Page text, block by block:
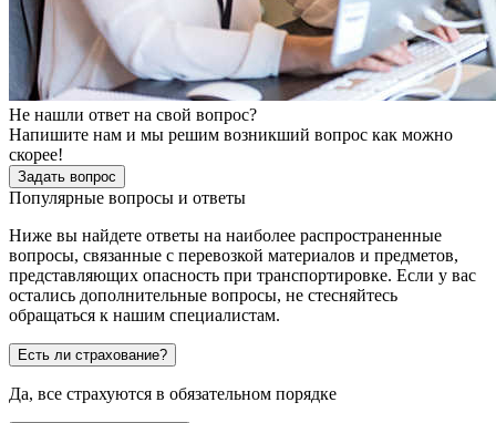
Не нашли ответ на свой вопрос?
Напишите нам и мы решим возникший вопрос как можно
скорее!
Задать вопрос
Популярные вопросы и ответы
Ниже вы найдете ответы на наиболее распространенные
вопросы, связанные с перевозкой материалов и предметов,
представляющих опасность при транспортировке. Если у вас
остались дополнительные вопросы, не стесняйтесь
обращаться к нашим специалистам.
Есть ли страхование?
Да, все страхуются в обязательном порядке